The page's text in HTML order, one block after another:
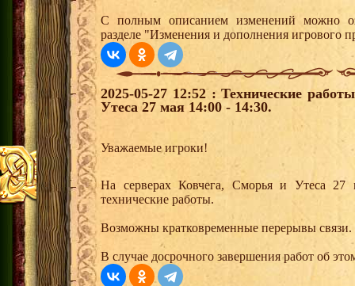
С полным описанием изменений можно
разделе "Изменения и дополнения игрового
2025-05-27 12:52 : Технические
Утеса 27 мая 14:00 - 14:30.
Уважаемые игроки!
На серверах Ковчега, Сморья и Утеса 27
технические работы.
Возможны кратковременные перерывы связи.
В случае досрочного завершения работ об